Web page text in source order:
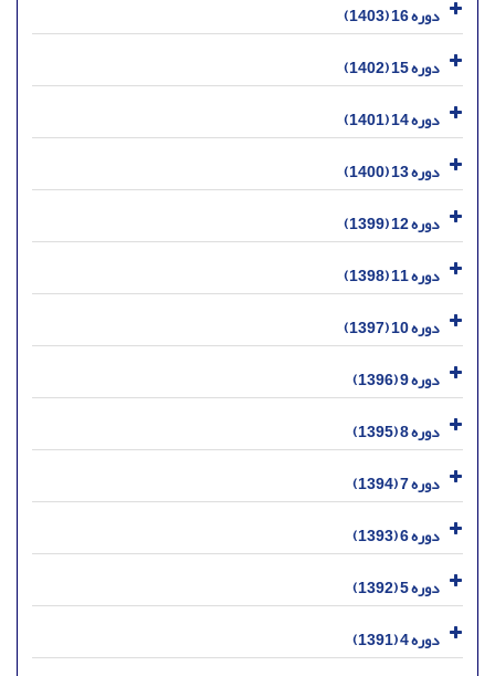
دوره 16 (1403)
دوره 15 (1402)
دوره 14 (1401)
دوره 13 (1400)
دوره 12 (1399)
دوره 11 (1398)
دوره 10 (1397)
دوره 9 (1396)
دوره 8 (1395)
دوره 7 (1394)
دوره 6 (1393)
دوره 5 (1392)
دوره 4 (1391)